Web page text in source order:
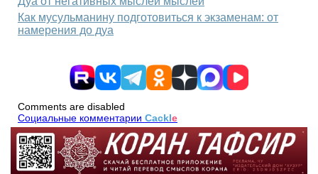
Как мусульманину подготовиться к экзаменам: от
намерения до дуа
Comments are disabled
Социальные комментарии Cackle